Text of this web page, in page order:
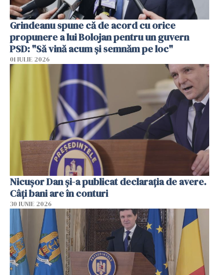
Grindeanu spune că de acord cu orice
propunere a lui Bolojan pentru un guvern
PSD: "Să vină acum și semnăm pe loc"
01 IULIE 2026
Nicuşor Dan şi-a publicat declaraţia de avere.
Câți bani are în conturi
30 IUNIE 2026